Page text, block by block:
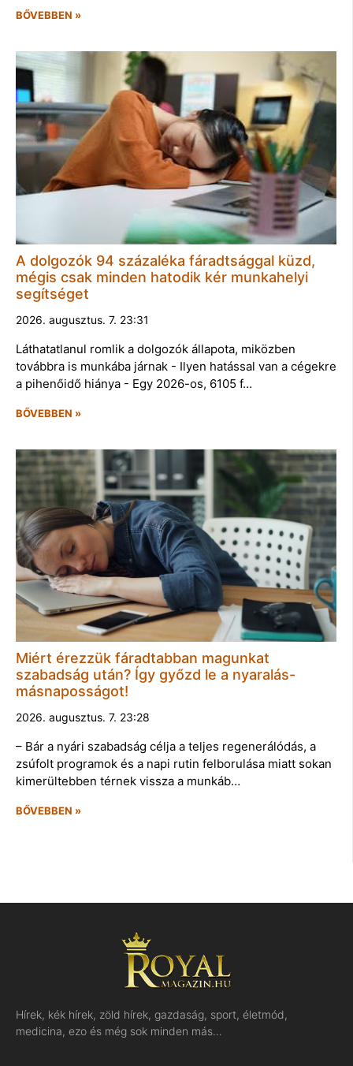
BŐVEBBEN »
A dolgozók 94 százaléka fáradtsággal küzd,
mégis csak minden hatodik kér munkahelyi
segítséget
2026. augusztus. 7. 23:31
Láthatatlanul romlik a dolgozók állapota, miközben
továbbra is munkába járnak - Ilyen hatással van a cégekre
a pihenőidő hiánya - Egy 2026-os, 6105 f…
BŐVEBBEN »
Miért érezzük fáradtabban magunkat
szabadság után? Így győzd le a nyaralás-
másnaposságot!
2026. augusztus. 7. 23:28
– Bár a nyári szabadság célja a teljes regenerálódás, a
zsúfolt programok és a napi rutin felborulása miatt sokan
kimerültebben térnek vissza a munkáb…
BŐVEBBEN »
Hírek, kék hírek, zöld hírek, gazdaság, sport, életmód,
medicina, ezo és még sok minden más…